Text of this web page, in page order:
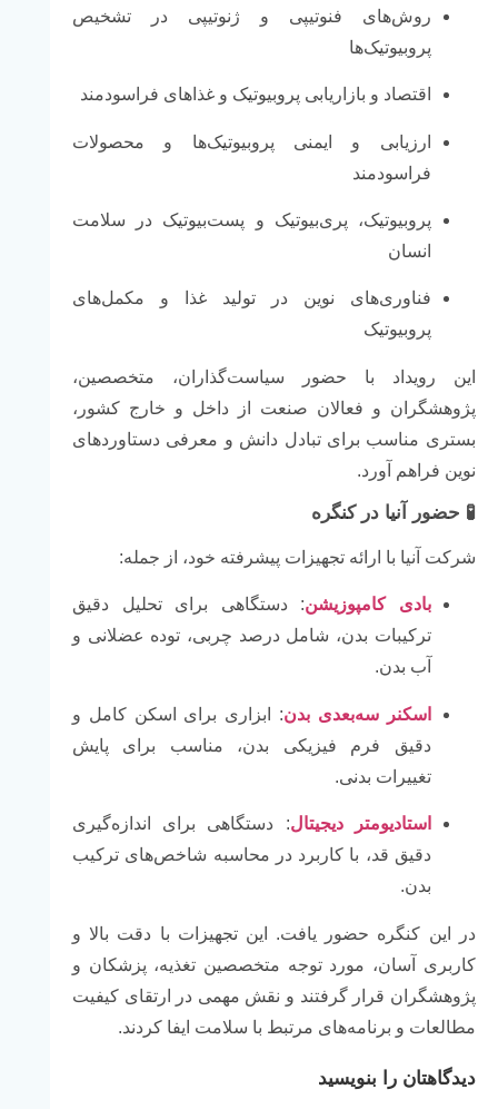
روش‌های فنوتیپی و ژنوتیپیدرتشخیص
پروبیوتیک‌ها
اقتصاد و بازاریابی پروبیوتیک وغذاهای فراسودمند
ارزیابی و ایمنی پروبیوتیک‌ها و محصولات
فراسودمند
پروبیوتیک، پری‌بیوتیک و پست‌بیوتیک در سلامت
انسان
فناوری‌های نویندرتولیدغذا و مکمل‌های
پروبیوتیک
این رویداد با حضور سیاست‌گذاران، متخصصین،
پژوهشگران و فعالان صنعت ازداخل و خارجکشور،
بستری مناسب برایتبادل دانش و معرفیدستاوردهای
نوین فراهم آورد.
🧪 حضور آنیادرکنگره
شرکت آنیا با ارائهتجهیزات پیشرفته خود، از جمله:
بادی کامپوزیشن:دستگاهی برایتحلیلدقیق
ترکیبات بدن، شاملدرصد چربی، توده عضلانی و
آب بدن.
اسکنر سه‌بعدی بدن: ابزاری برای اسکنکامل و
دقیق فرم فیزیکی بدن، مناسب برای پایش
تغییرات بدنی.
استادیومتردیجیتال: دستگاهی برای
اندازه‌گیری
دقیق قد، با کاربرددر محاسبه شاخص‌هایترکیب
بدن.
در این کنگره حضور یافت. اینتجهیزات با دقت بالا و
کاربری
آسان، موردتوجه متخصصین تغذیه، پزشکان و
پژوهشگران قرارگرفتند و نقش مهمی در ارتقایکیفیت
مطالعات و برنامه‌های مرتبط با سلامت ایفاکردند.
دیدگاهتان را بنویسید